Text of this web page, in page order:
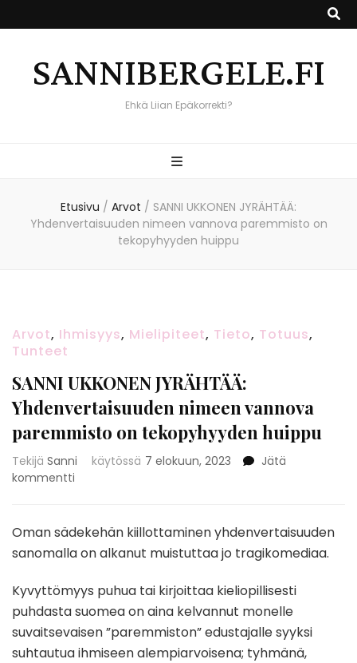
SANNIBERGELE.FI
Ehkä Liian Epäkorrekti?
Etusivu / Arvot / SANNI UKKONEN JYRÄHTÄÄ:
Yhdenvertaisuuden nimeen vannova paremmisto on
tekopyhyyden huippu
Arvot, Ihmisyys, Mielipiteet, Tieto, Totuus,
Tunteet
SANNI UKKONEN JYRÄHTÄÄ:
Yhdenvertaisuuden nimeen vannova
paremmisto on tekopyhyyden huippu
Tekijä Sanni käytössä 7 elokuun, 2023
Jätä
kommentti
JYRÄHTÄÄ:
Yhdenvertaisuuden
nimeen
paremmisto
on
tekopyhyyden
huippu
Oman sädekehän kiillottaminen yhdenvertaisuuden
sanomalla on alkanut muistuttaa jo tragikomediaa.
Kyvyttömyys puhua tai kirjoittaa kieliopillisesti
puhdasta suomea on aina kelvannut monelle
suvaitsevaisen ”paremmiston” edustajalle syyksi
suhtautua ihmiseen alempiarvoisena; tyhmänä,